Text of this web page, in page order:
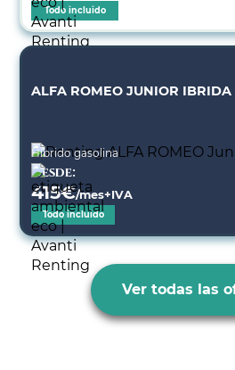
Todo incluido
ALFA ROMEO JUNIOR IBRIDA
Híbrido gasolina
Desde:
415€/mes+IVA
Todo incluido
Ver todas las